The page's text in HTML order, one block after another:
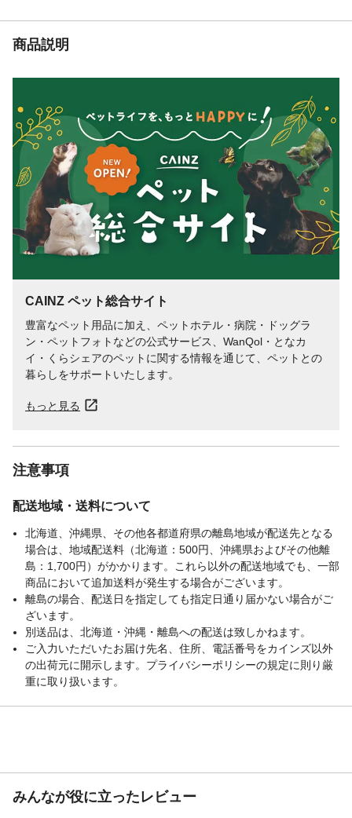
商品説明
CAINZ ペット総合サイト
豊富なペット用品に加え、ペットホテル・病院・ドッグラ
ン・ペットフォトなどの公式サービス、WanQol・となカ
イ・くらシェアのペットに関する情報を通じて、ペットとの
暮らしをサポートいたします。
もっと見る
注意事項
配送地域・送料について
北海道、沖縄県、その他各都道府県の離島地域が配送先となる
場合は、地域配送料（北海道：500円、沖縄県およびその他離
島：1,700円）がかかります。これら以外の配送地域でも、一部
商品において追加送料が発生する場合がございます。
離島の場合、配送日を指定しても指定日通り届かない場合がご
ざいます。
別送品は、北海道・沖縄・離島への配送は致しかねます。
ご入力いただいたお届け先名、住所、電話番号をカインズ以外
の出荷元に開示します。プライバシーポリシーの規定に則り厳
重に取り扱います。
みんなが役に立ったレビュー